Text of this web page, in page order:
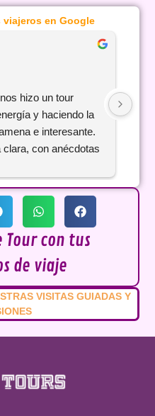
viajeros en Google
hizo un tour
y haciendo la
e interesante.
con anécdotas
del viaje. Se nota
y consiguió que el
¡Totalmente
Praga por
la
Tour con tus
de viaje
VISITAS GUIADAS Y